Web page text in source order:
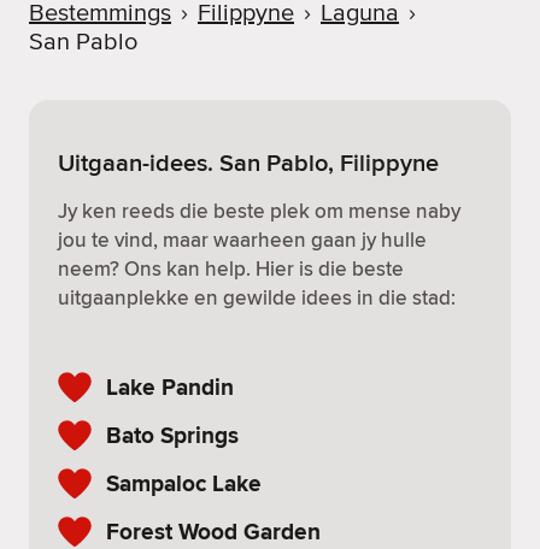
Bestemmings › Filippyne › Laguna ›
San Pablo
Uitgaan-idees. San Pablo, Filippyne
Jy ken reeds die beste plek om mense naby
jou te vind, maar waarheen gaan jy hulle
neem? Ons kan help. Hier is die beste
uitgaanplekke en gewilde idees in die stad:
Lake Pandin
Bato Springs
Sampaloc Lake
Forest Wood Garden